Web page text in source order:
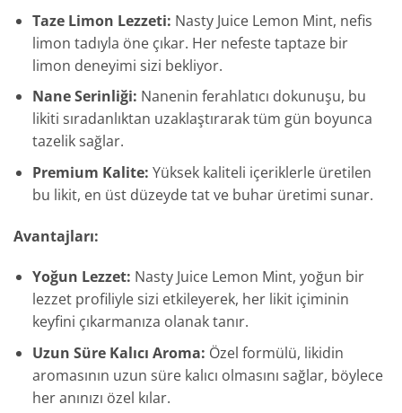
Taze Limon Lezzeti: Nasty Juice Lemon Mint, nefis
limon tadıyla öne çıkar. Her nefeste taptaze bir
limon deneyimi sizi bekliyor.
Nane Serinliği: Nanenin ferahlatıcı dokunuşu, bu
likiti sıradanlıktan uzaklaştırarak tüm gün boyunca
tazelik sağlar.
Premium Kalite: Yüksek kaliteli içeriklerle üretilen
bu likit, en üst düzeyde tat ve buhar üretimi sunar.
Avantajları:
Yoğun Lezzet: Nasty Juice Lemon Mint, yoğun bir
lezzet profiliyle sizi etkileyerek, her likit içiminin
keyfini çıkarmanıza olanak tanır.
Uzun Süre Kalıcı Aroma: Özel formülü, likidin
aromasının uzun süre kalıcı olmasını sağlar, böylece
her anınızı özel kılar.